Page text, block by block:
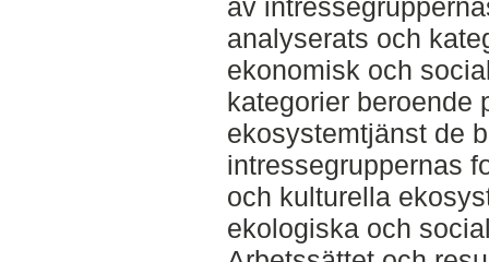
av
analyserats och
ekonomisk och
kategorier beroende
ekosystemtjänst de
intressegruppernas
och kulturella
ekologiska och